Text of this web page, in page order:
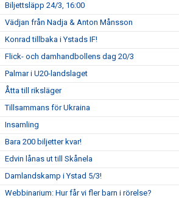
Biljettsläpp 24/3, 16:00
Vädjan från Nadja & Anton Månsson
Konrad tillbaka i Ystads IF!
Flick- och damhandbollens dag 20/3
Palmar i U20-landslaget
Åtta till riksläger
Tillsammans för Ukraina
Insamling
Bara 200 biljetter kvar!
Edvin lånas ut till Skånela
Damlandskamp i Ystad 5/3!
Webbinarium: Hur får vi fler barn i rörelse?